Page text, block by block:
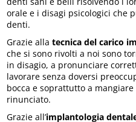
orale e i disagi psicologici che
denti.
Grazie allatecnica del carico
che si sono rivolti a noi sono
in disagio, a pronunciare
lavorare senza doversi
bocca e soprattutto a
rinunciato.
Grazie all’implantologia